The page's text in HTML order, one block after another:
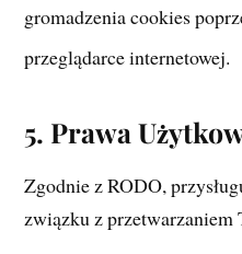
gromadzenia cookies
przeglądarce internetowej.
5. Prawa
Zgodnie z RODO,
związku z przetwarzaniem